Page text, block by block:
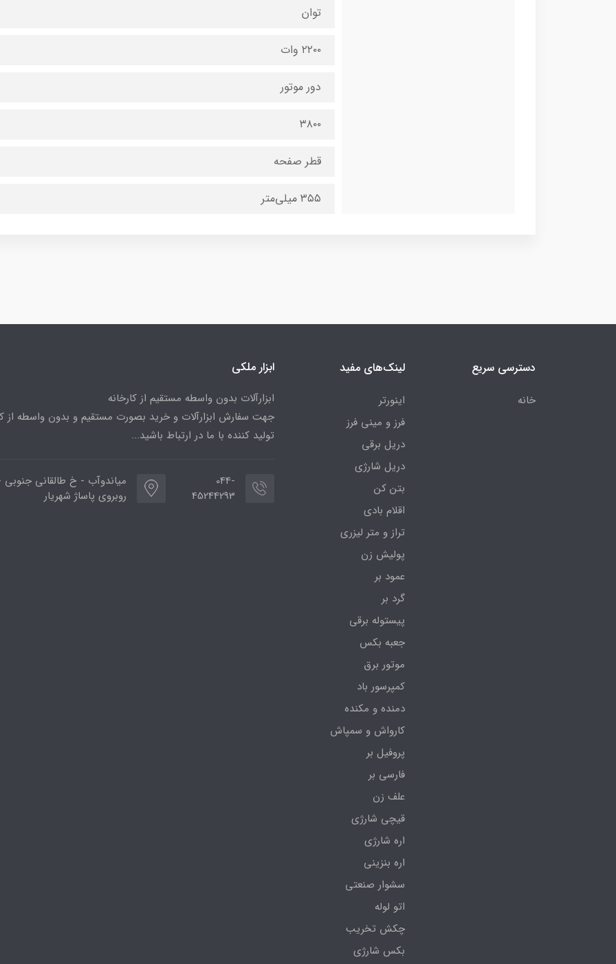
توان
۲۲۰۰ وات
دور موتور
۳۸۰۰
قطر صفحه
۳۵۵ میلی‌متر
دسترسی سریع
خانه
لینک‌های مفید
اینورتر
فرز و مینی فرز
دریل برقی
دریل شارژی
بتن کن
اقلام بادی
تراز و متر لیزری
پولیش زن
عمود بر
گرد بر
پیستوله برقی
جعبه بکس
موتور برق
کمپرسور باد
دمنده و مکنده
کارواش و سمپاش
پروفیل بر
فارسی بر
علف زن
قیچی شارژی
اره شارژی
اره بنزینی
سشوار صنعتی
اتو لوله
چکش تخریب
بکس شارژی
ابزار ملکی
ابزارآلات بدون واسطه مستقیم از کارخانه
جهت سفارش ابزارآلات و خرید بصورت مستقیم و بدون واسطه از
تولید کننده با ما در ارتباط باشید...
044-
45244293
میاندوآب - خ طالقانی جنوبی
روبروی پاساژ شهریار